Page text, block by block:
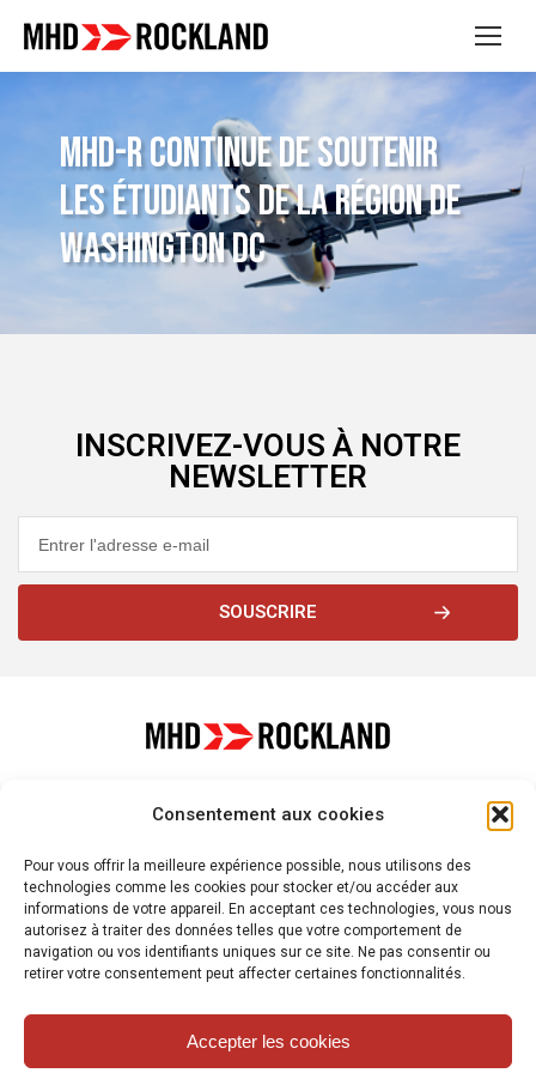
Consentement aux cookies
Pour vous offrir la meilleure expérience possible, nous utilisons des
technologies comme les cookies pour stocker et/ou accéder aux
informations de votre appareil. En acceptant ces technologies, vous nous
autorisez à traiter des données telles que votre comportement de
navigation ou vos identifiants uniques sur ce site. Ne pas consentir ou
retirer votre consentement peut affecter certaines fonctionnalités.
Accepter les cookies
MHD-R CONTINUE DE SOUTENIR
LES ÉTUDIANTS DE LA RÉGION DE
WASHINGTON DC
INSCRIVEZ-VOUS À NOTRE
NEWSLETTER
SOUSCRIRE
© 2026 - MHD-ROCKLAND. Tous droits réservés.